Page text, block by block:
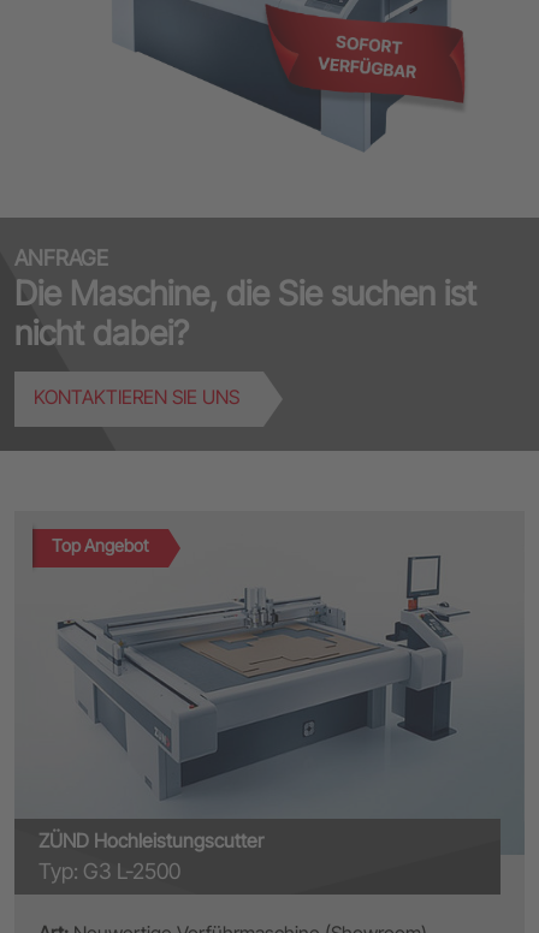
ANFRAGE
Die Maschine, die Sie suchen ist
nicht dabei?
KONTAKTIEREN SIE UNS
Top Angebot
ZÜND Hochleistungscutter
Typ: G3 L-2500